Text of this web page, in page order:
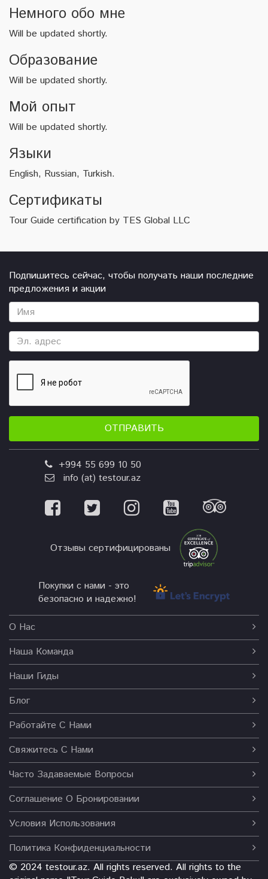
Немного обо мне
Will be updated shortly.
Oбразование
Will be updated shortly.
Мой опыт
Will be updated shortly.
Языки
English, Russian, Turkish.
Сертификаты
Tour Guide certification by TES Global LLC
Подпишитесь сейчас, чтобы получать наши последние
предложения и акции
ОТПРАВИТЬ
+994 55 699 10 50
info (at) testour.az
Отзывы сертифицированы
Покупки с нами - это
безопасно и надежно!
О Нас
Наша Команда
Наши Гиды
Блог
Работайте С Нами
Свяжитесь С Нами
Часто Задаваемые Вопросы
Соглашение О Бронировании
Условия Использования
Политика Конфиденциальности
©️ 2024 testour.az. All rights reserved. All rights to the